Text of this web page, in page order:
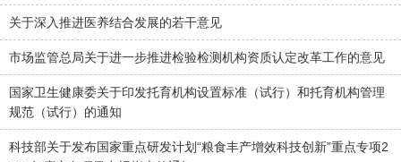
关于深入推进医养结合发展的若干意见
市场监管总局关于进一步推进检验检测机构资质认定改革工作的意见
国家卫生健康委关于印发托育机构设置标准（试行）和托育机构管理
规范（试行）的通知
科技部关于发布国家重点研发计划“粮食丰产增效科技创新”重点专项2